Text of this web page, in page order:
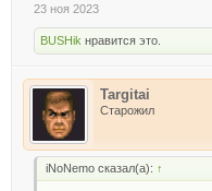
23 ноя 2023
BUSHik нравится это.
Targitai
Старожил
iNoNemo сказал(а): ↑